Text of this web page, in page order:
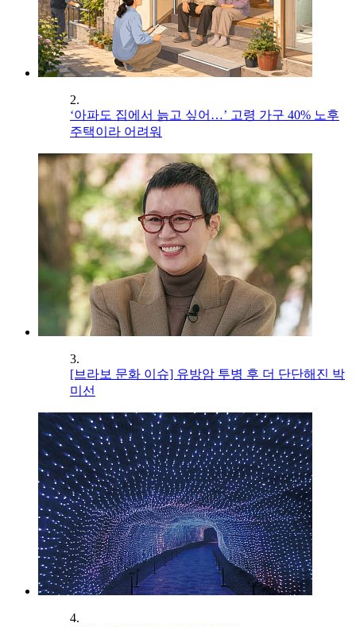
2.
‘아파도 집에서 늙고 싶어…’ 고령 가구 40% 노후
주택이라 어려워
3.
[브라보 문화 이슈] 유방암 투병 후 더 단단해진 박
미선
4.